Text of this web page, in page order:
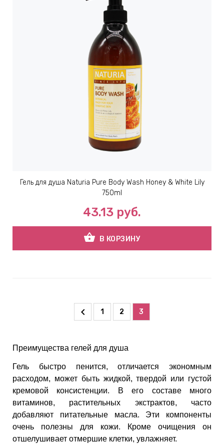
Гель для душа Naturia Pure Body Wash Honey & White Lily
750ml
43.13 руб.
shopping_basket В КОРЗИНУ
1 2 3
Преимущества гелей для душа
Гель быстро пенится, отличается экономным
расходом, может быть жидкой, твердой или густой
кремовой консистенции. В его составе много
витаминов, растительных экстрактов, часто
добавляют питательные масла. Эти компоненты
очень полезны для кожи. Кроме очищения он
отшелушивает отмершие клетки, увлажняет.